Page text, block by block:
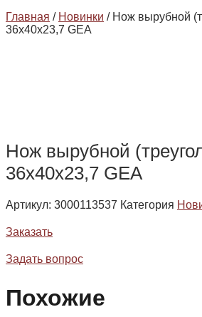
Главная / Новинки / Нож вырубной
36х40х23,7 GEA
Нож вырубной
36х40х23,7 GEA
Артикул: 3000113537 Категория
Заказать
Задать вопрос
Похожие